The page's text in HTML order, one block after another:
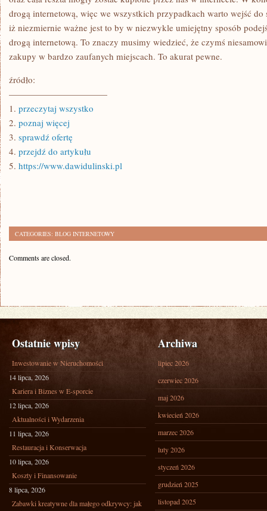
drogą internetową, więc we wszystkich przypadkach warto wejść
iż niezmiernie ważne jest to by w niezwykle umiejętny sposób
drogą internetową. To znaczy musimy wiedzieć, że czymś
zakupy w bardzo zaufanych miejscach. To akurat pewne.
źródło:
———————————
1. przeczytaj wszystko
2. poznaj więcej
3. sprawdź ofertę
4. przejdź do artykułu
5. https://www.dawidulinski.pl
CATEGORIES: BLOG INTERNETOWY
Comments are closed.
Ostatnie wpisy
Inwestowanie w Nieruchomości
14 lipca, 2026
Kariera i Biznes w E-sporcie
12 lipca, 2026
Aktualności i Wydarzenia
11 lipca, 2026
Restauracja i Konserwacja
10 lipca, 2026
Koszty i Finansowanie
8 lipca, 2026
Zabawki kreatywne dla małego odkrywcy: jak
Archiwa
lipiec 2026
czerwiec 2026
maj 2026
kwiecień 2026
marzec 2026
luty 2026
styczeń 2026
grudzień 2025
listopad 2025